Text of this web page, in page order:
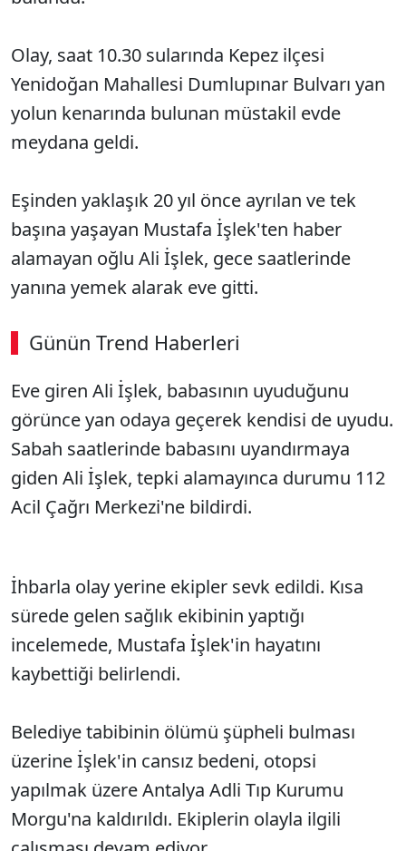
Olay, saat 10.30 sularında Kepez ilçesi
Yenidoğan Mahallesi Dumlupınar Bulvarı yan
yolun kenarında bulunan müstakil evde
meydana geldi.
Eşinden yaklaşık 20 yıl önce ayrılan ve tek
başına yaşayan Mustafa İşlek'ten haber
alamayan oğlu Ali İşlek, gece saatlerinde
yanına yemek alarak eve gitti.
Günün Trend Haberleri
Eve giren Ali İşlek, babasının uyuduğunu
görünce yan odaya geçerek kendisi de uyudu.
Sabah saatlerinde babasını uyandırmaya
giden Ali İşlek, tepki alamayınca durumu 112
Acil Çağrı Merkezi'ne bildirdi.
İhbarla olay yerine ekipler sevk edildi. Kısa
sürede gelen sağlık ekibinin yaptığı
incelemede, Mustafa İşlek'in hayatını
kaybettiği belirlendi.
Belediye tabibinin ölümü şüpheli bulması
üzerine İşlek'in cansız bedeni, otopsi
yapılmak üzere Antalya Adli Tıp Kurumu
Morgu'na kaldırıldı. Ekiplerin olayla ilgili